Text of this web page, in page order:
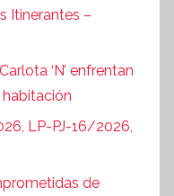
Itinerantes –
‘N’ enfrentan
LP-PJ-16/2026,
de